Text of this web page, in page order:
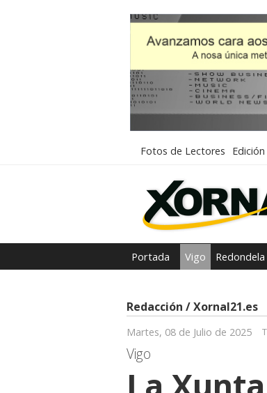
Fotos de Lectores
Portada Vigo Redondela
Redacción / Xornal21.es
Martes, 08 de Julio de 2025
Vigo